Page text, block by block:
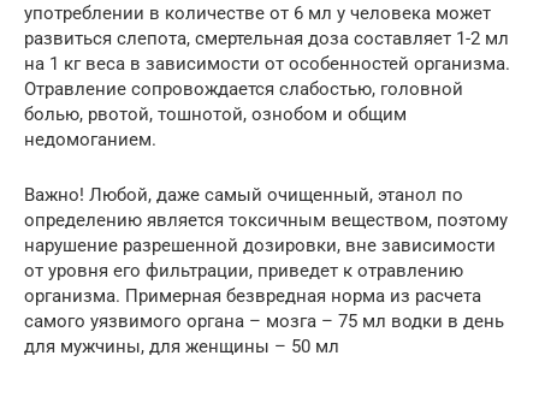
употреблении в количестве от 6 мл у человека может
развиться слепота, смертельная доза составляет 1-2 мл
на 1 кг веса в зависимости от особенностей организма.
Отравление сопровождается слабостью, головной
болью, рвотой, тошнотой, ознобом и общим
недомоганием.
Важно! Любой, даже самый очищенный, этанол по
определению является токсичным веществом, поэтому
нарушение разрешенной дозировки, вне зависимости
от уровня его фильтрации, приведет к отравлению
организма. Примерная безвредная норма из расчета
самого уязвимого органа – мозга – 75 мл водки в день
для мужчины, для женщины – 50 мл